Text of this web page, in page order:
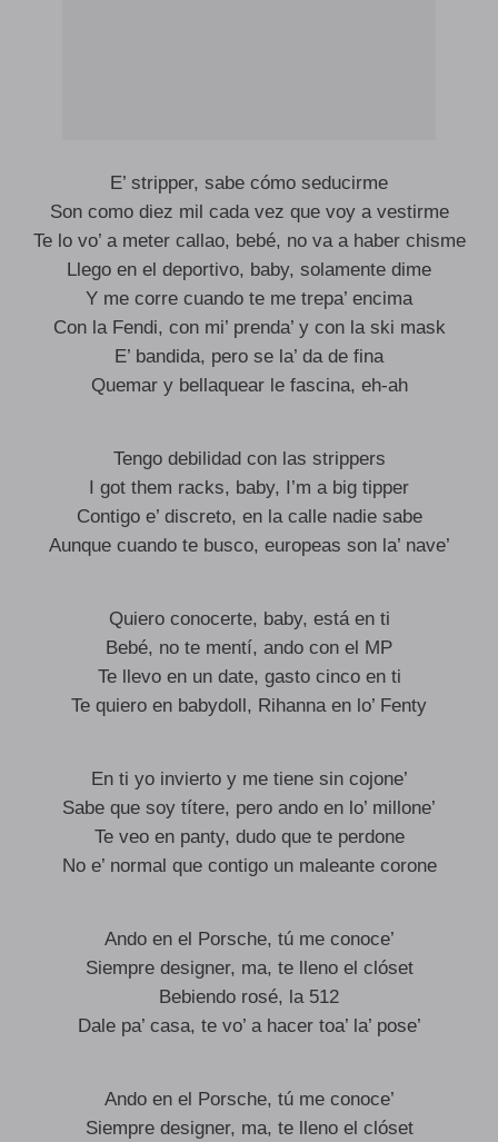
E’ stripper, sabe cómo seducirme
Son como diez mil cada vez que voy a vestirme
Te lo vo’ a meter callao, bebé, no va a haber chisme
Llego en el deportivo, baby, solamente dime
Y me corre cuando te me trepa’ encima
Con la Fendi, con mi’ prenda’ y con la ski mask
E’ bandida, pero se la’ da de fina
Quemar y bellaquear le fascina, eh-ah
Tengo debilidad con las strippers
I got them racks, baby, I’m a big tipper
Contigo e’ discreto, en la calle nadie sabe
Aunque cuando te busco, europeas son la’ nave’
Quiero conocerte, baby, está en ti
Bebé, no te mentí, ando con el MP
Te llevo en un date, gasto cinco en ti
Te quiero en babydoll, Rihanna en lo’ Fenty
En ti yo invierto y me tiene sin cojone’
Sabe que soy títere, pero ando en lo’ millone’
Te veo en panty, dudo que te perdone
No e’ normal que contigo un maleante corone
Ando en el Porsche, tú me conoce’
Siempre designer, ma, te lleno el clóset
Bebiendo rosé, la 512
Dale pa’ casa, te vo’ a hacer toa’ la’ pose’
Ando en el Porsche, tú me conoce’
Siempre designer, ma, te lleno el clóset